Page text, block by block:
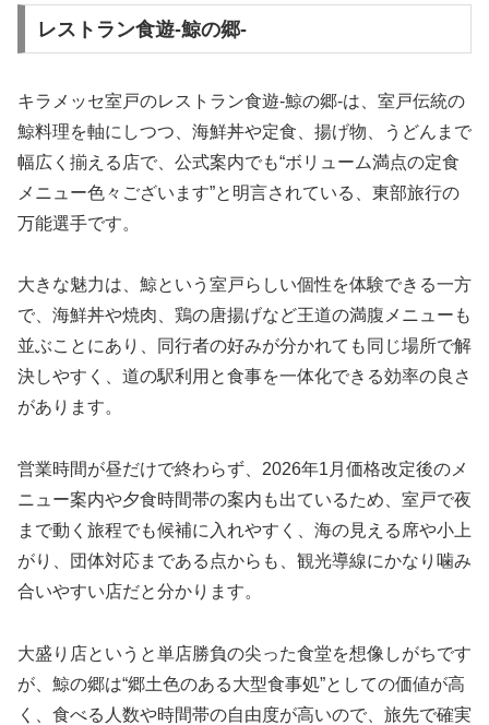
レストラン食遊-鯨の郷-
キラメッセ室戸のレストラン食遊-鯨の郷-は、室戸伝統の
鯨料理を軸にしつつ、海鮮丼や定食、揚げ物、うどんまで
幅広く揃える店で、公式案内でも“ボリューム満点の定食
メニュー色々ございます”と明言されている、東部旅行の
万能選手です。
大きな魅力は、鯨という室戸らしい個性を体験できる一方
で、海鮮丼や焼肉、鶏の唐揚げなど王道の満腹メニューも
並ぶことにあり、同行者の好みが分かれても同じ場所で解
決しやすく、道の駅利用と食事を一体化できる効率の良さ
があります。
営業時間が昼だけで終わらず、2026年1月価格改定後のメ
ニュー案内や夕食時間帯の案内も出ているため、室戸で夜
まで動く旅程でも候補に入れやすく、海の見える席や小上
がり、団体対応まである点からも、観光導線にかなり噛み
合いやすい店だと分かります。
大盛り店というと単店勝負の尖った食堂を想像しがちです
が、鯨の郷は“郷土色のある大型食事処”としての価値が高
く、食べる人数や時間帯の自由度が高いので、旅先で確実